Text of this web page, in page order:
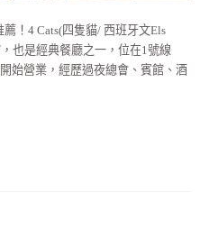
！4 Cats(四隻貓/ 西班牙文Els
也是經典餐廳之一，位在1號線
始營業，經歷過夜總會、賓館、酒